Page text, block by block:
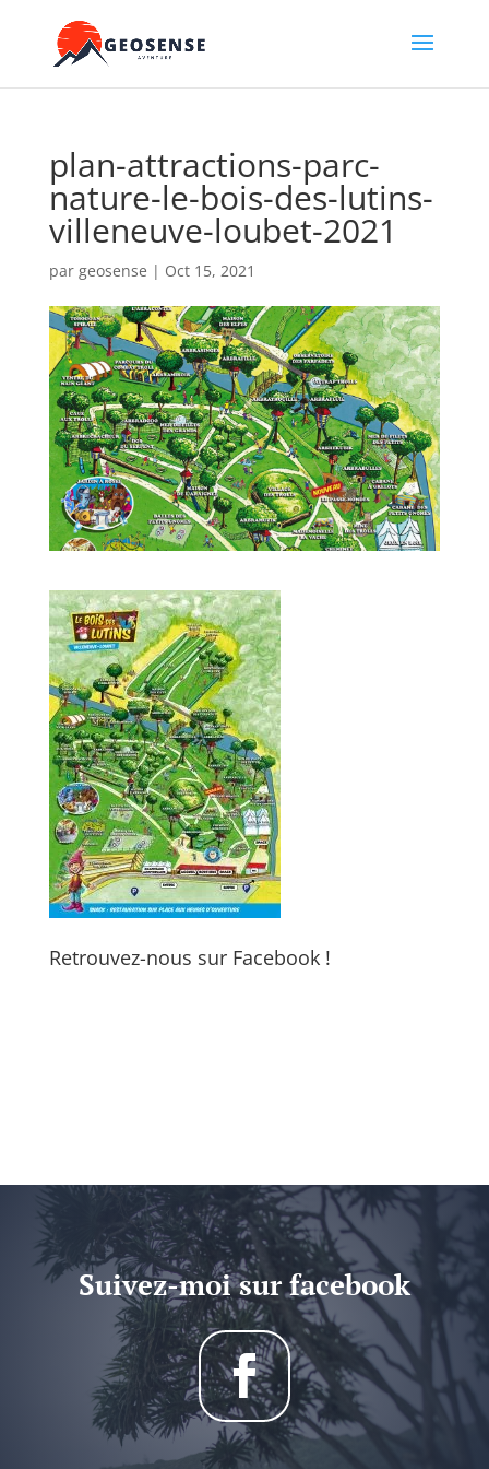
plan-attractions-parc-
nature-le-bois-des-lutins-
villeneuve-loubet-2021
par geosense | Oct 15, 2021
Retrouvez-nous sur Facebook !
Suivez-moi sur facebook